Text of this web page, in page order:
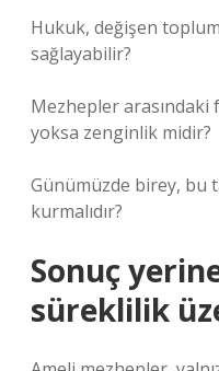
Hukuk, değişen
sağlayabilir?
Mezhepler arasındaki
yoksa zenginlik midir?
Günümüzde birey, bu
kurmalıdır?
Sonuç
süreklilik